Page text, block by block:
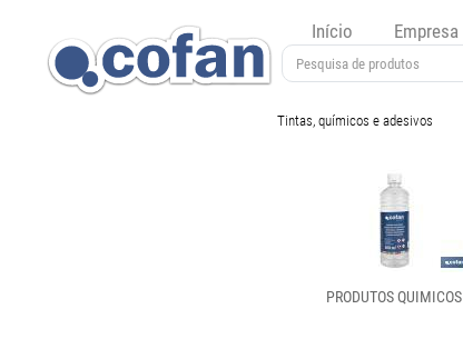
Início Empresa
Tintas, químicos e adesivos
PRODUTOS QUIMICOS